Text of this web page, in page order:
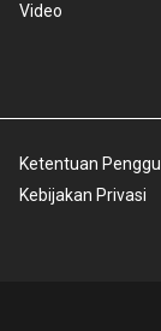
Video
Ketentuan
Kebijakan Privasi